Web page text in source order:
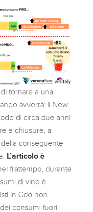
tornare a una
avverrà: il New
di circa due anni
e chiusure, a
conseguente
L’articolo è
frattempo, durante
di vino è
in Gdo non
consumi fuori